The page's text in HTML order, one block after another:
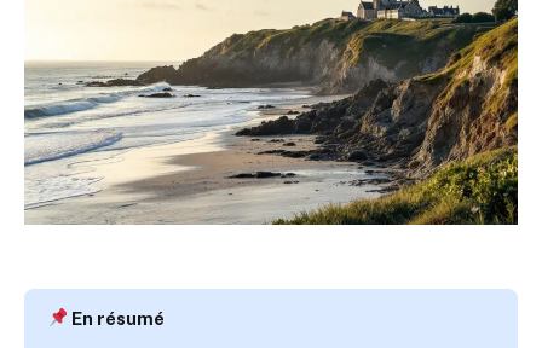
En résumé